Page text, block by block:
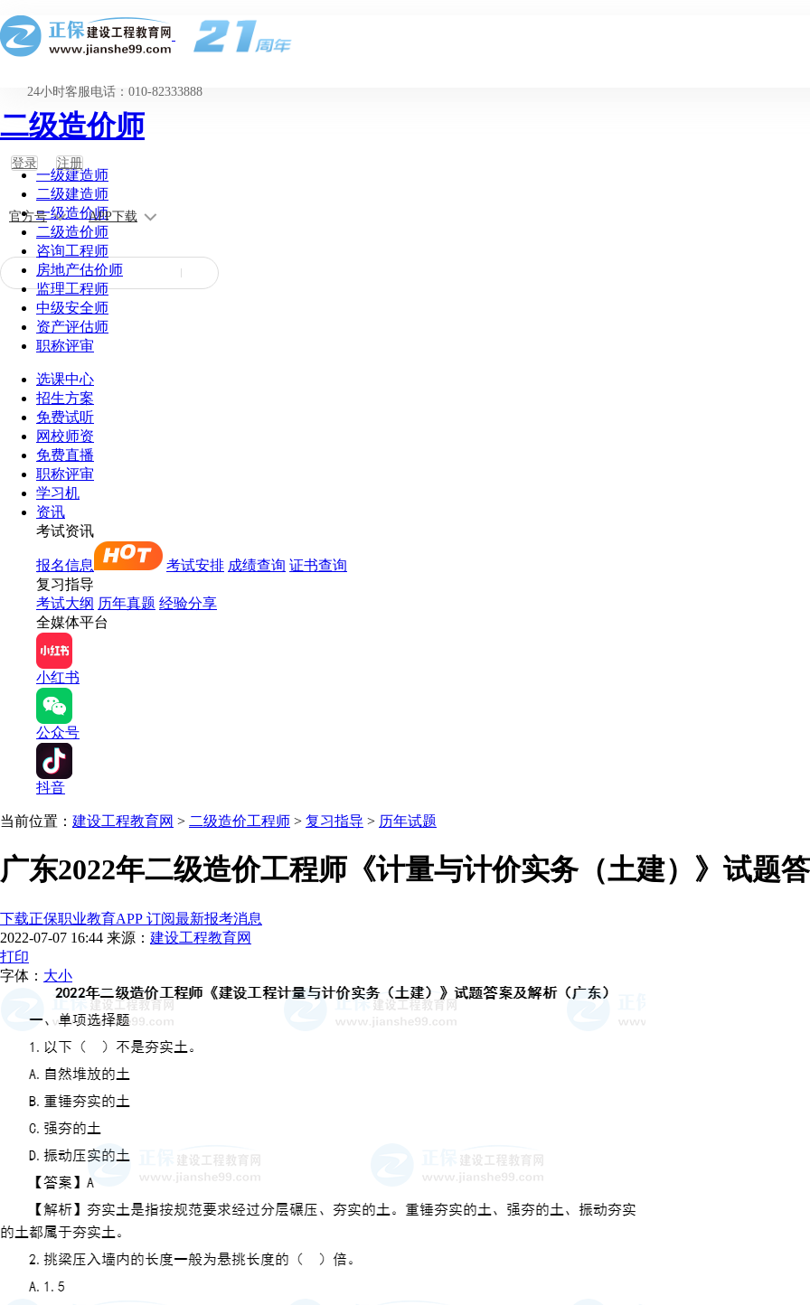
24小时客服电话：010-82333888
登录 注册
官方号 APP下载
二级造价师
一级建造师
二级建造师
一级造价师
二级造价师
咨询工程师
房地产估价师
监理工程师
中级安全师
资产评估师
职称评审
选课中心
招生方案
免费试听
网校师资
免费直播
职称评审
学习机
资讯
考试资讯
报名信息 考试安排 成绩查询 证书查询
复习指导
考试大纲 历年真题 经验分享
全媒体平台
小红书
公众号
抖音
当前位置： 建设工程教育网 > 二级造价工程师 > 复习指导 > 历年试题
广东2022年二级造价工程师《计量与计价实务（土建）》试题
下载正保职业教育APP 订阅最新报考消息
2022-07-07 16:44 来源： 建设工程教育网
打印
字体： 大小